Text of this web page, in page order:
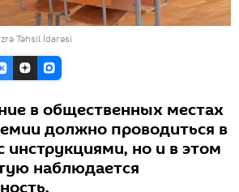
Təhsil İdarəsi
в общественных местах
должно проводиться в
инструкциями, но и в этом
наблюдается